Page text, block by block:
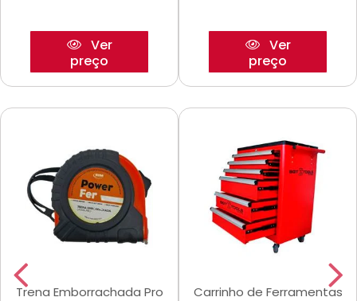
Ver
preço
Ver
preço
Trena Emborrachada Pro
Carrinho de Ferramentas